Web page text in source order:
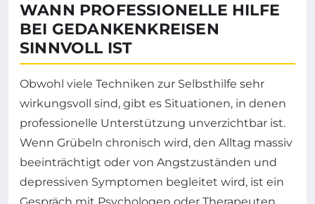
WANN PROFESSIONELLE HILFE
BEI GEDANKENKREISEN
SINNVOLL IST
Obwohl viele Techniken zur Selbsthilfe sehr
wirkungsvoll sind, gibt es Situationen, in denen
professionelle Unterstützung unverzichtbar ist.
Wenn Grübeln chronisch wird, den Alltag massiv
beeinträchtigt oder von Angstzuständen und
depressiven Symptomen begleitet wird, ist ein